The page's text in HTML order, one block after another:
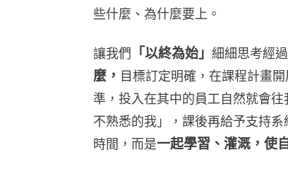
些什麼、為什麼要上。
讓我們 「以終為始」 細細思考經
麼， 目標訂定明確，在課程計畫
準，投入在其中的員工自然就會
不熟悉的我」，課後再給予支持
時間，而是一起學習、灌溉，使